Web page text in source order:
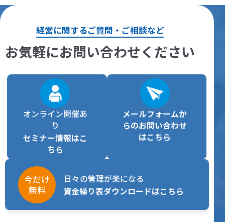
経営に関するご質問・ご相談など
お気軽にお問い合わせください
オンライン開催あ
り
セミナー情報はこ
ちら
メールフォームか
らのお問い合わせ
はこちら
今だけ
無料
日々の管理が楽になる
資金繰り表ダウンロードはこちら